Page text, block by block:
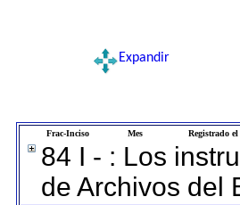
Expandir
Frac-Inciso Mes Registrado el
84 I - : Los
de Archivos del